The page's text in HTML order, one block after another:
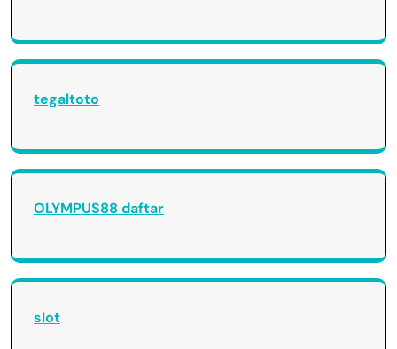
tegaltoto
OLYMPUS88 daftar
slot